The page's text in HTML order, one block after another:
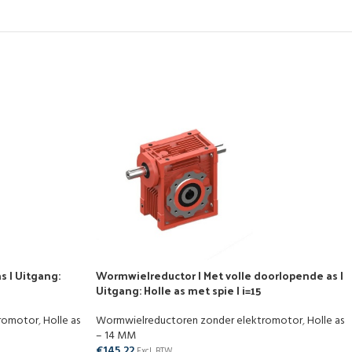
| Uitgang:
,Holle as
Wormwielreductor | Met volle doorlopende as |
Uitgang: Holle as met spie | i=15
Wormwielreductoren zonder elektromotor,Holle as
– 14 MM